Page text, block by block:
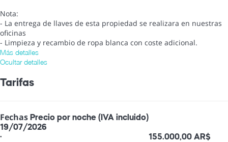
Nota:
- La entrega de llaves de esta propiedad se realizara en nuestras
oficinas
- Limpieza y recambio de ropa blanca con coste adicional.
Más detalles
Ocultar detalles
Tarifas
Fechas Precio por noche (IVA incluido)
19/07/2026
·
155.000,00 AR$